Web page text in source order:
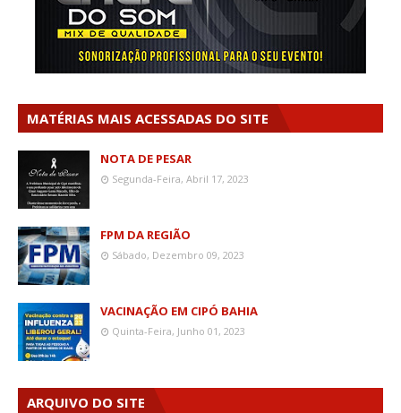
MATÉRIAS MAIS ACESSADAS DO SITE
NOTA DE PESAR
Segunda-Feira, Abril 17, 2023
FPM DA REGIÃO
Sábado, Dezembro 09, 2023
VACINAÇÃO EM CIPÓ BAHIA
Quinta-Feira, Junho 01, 2023
ARQUIVO DO SITE